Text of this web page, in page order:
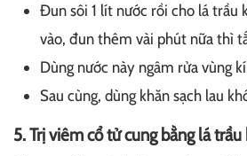
Đun sôi 1 lít nước rồi cho lá trầu
vào, đun thêm vài phút nữa thì
Dùng nước này ngâm rửa vùng
Sau cùng, dùng khăn sạch lau
5. Trị viêm cổ tử cung bằng lá